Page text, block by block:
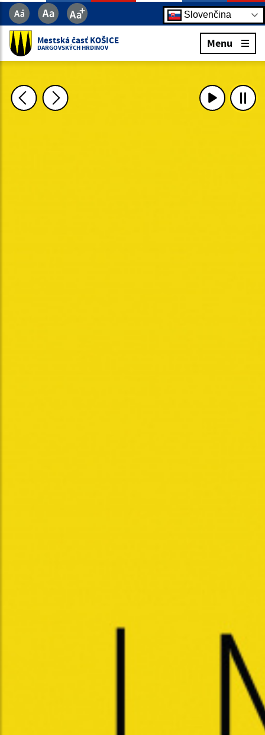
Slovenčina
Mestská časť KOŠICE
DARGOVSKÝCH HRDINOV Menu